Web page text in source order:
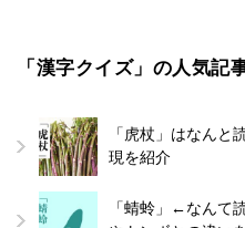
「漢字クイズ」の人気記
「虎杖」はなんと
現を紹介
「蜻蛉」←なんて